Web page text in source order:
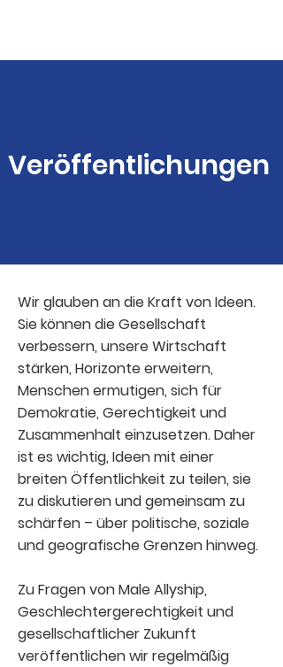
Veröffentlichungen
Wir glauben an die Kraft von Ideen.
Sie können die Gesellschaft
verbessern, unsereWirtschaft
stärken, Horizonte erweitern,
Menschen ermutigen, sich für
Demokratie, Gerechtigkeit und
Zusammenhalt einzusetzen. Daher
ist es wichtig, Ideen mit einer
breiten Öffentlichkeit zu teilen, sie
zu diskutieren und gemeinsam zu
schärfen – über politische, soziale
und geografische Grenzen hinweg.
Zu Fragen von Male Allyship,
Geschlechtergerechtigkeit und
gesellschaftlicher Zukunft
veröffentlichen wir regelmäßig